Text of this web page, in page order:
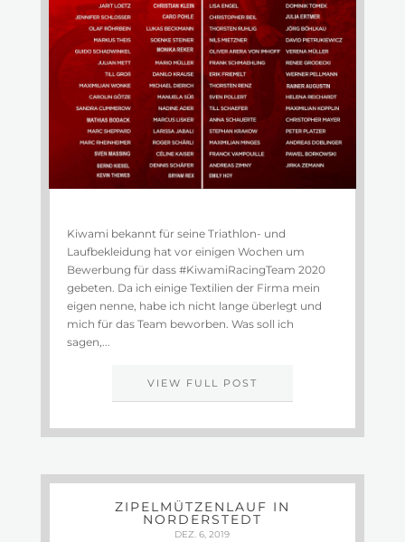
Kiwami bekannt für seine Triathlon- und
Laufbekleidung hat vor einigen Wochen um
Bewerbung für dass #KiwamiRacingTeam 2020
gebeten. Da ich einige Textilien der Firma mein
eigen nenne, habe ich nicht lange überlegt und
mich für das Team beworben. Was soll ich
sagen,...
VIEW FULL POST
ZIPELMÜTZENLAUF IN
NORDERSTEDT
DEZ. 6, 2019